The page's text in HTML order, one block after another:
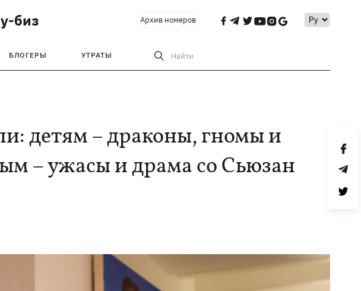
биз Архив номеров
БЛОГЕРЫ УТРАТЫ Найти
детям – драконы, гномы и
– ужасы и драма со Сьюзан